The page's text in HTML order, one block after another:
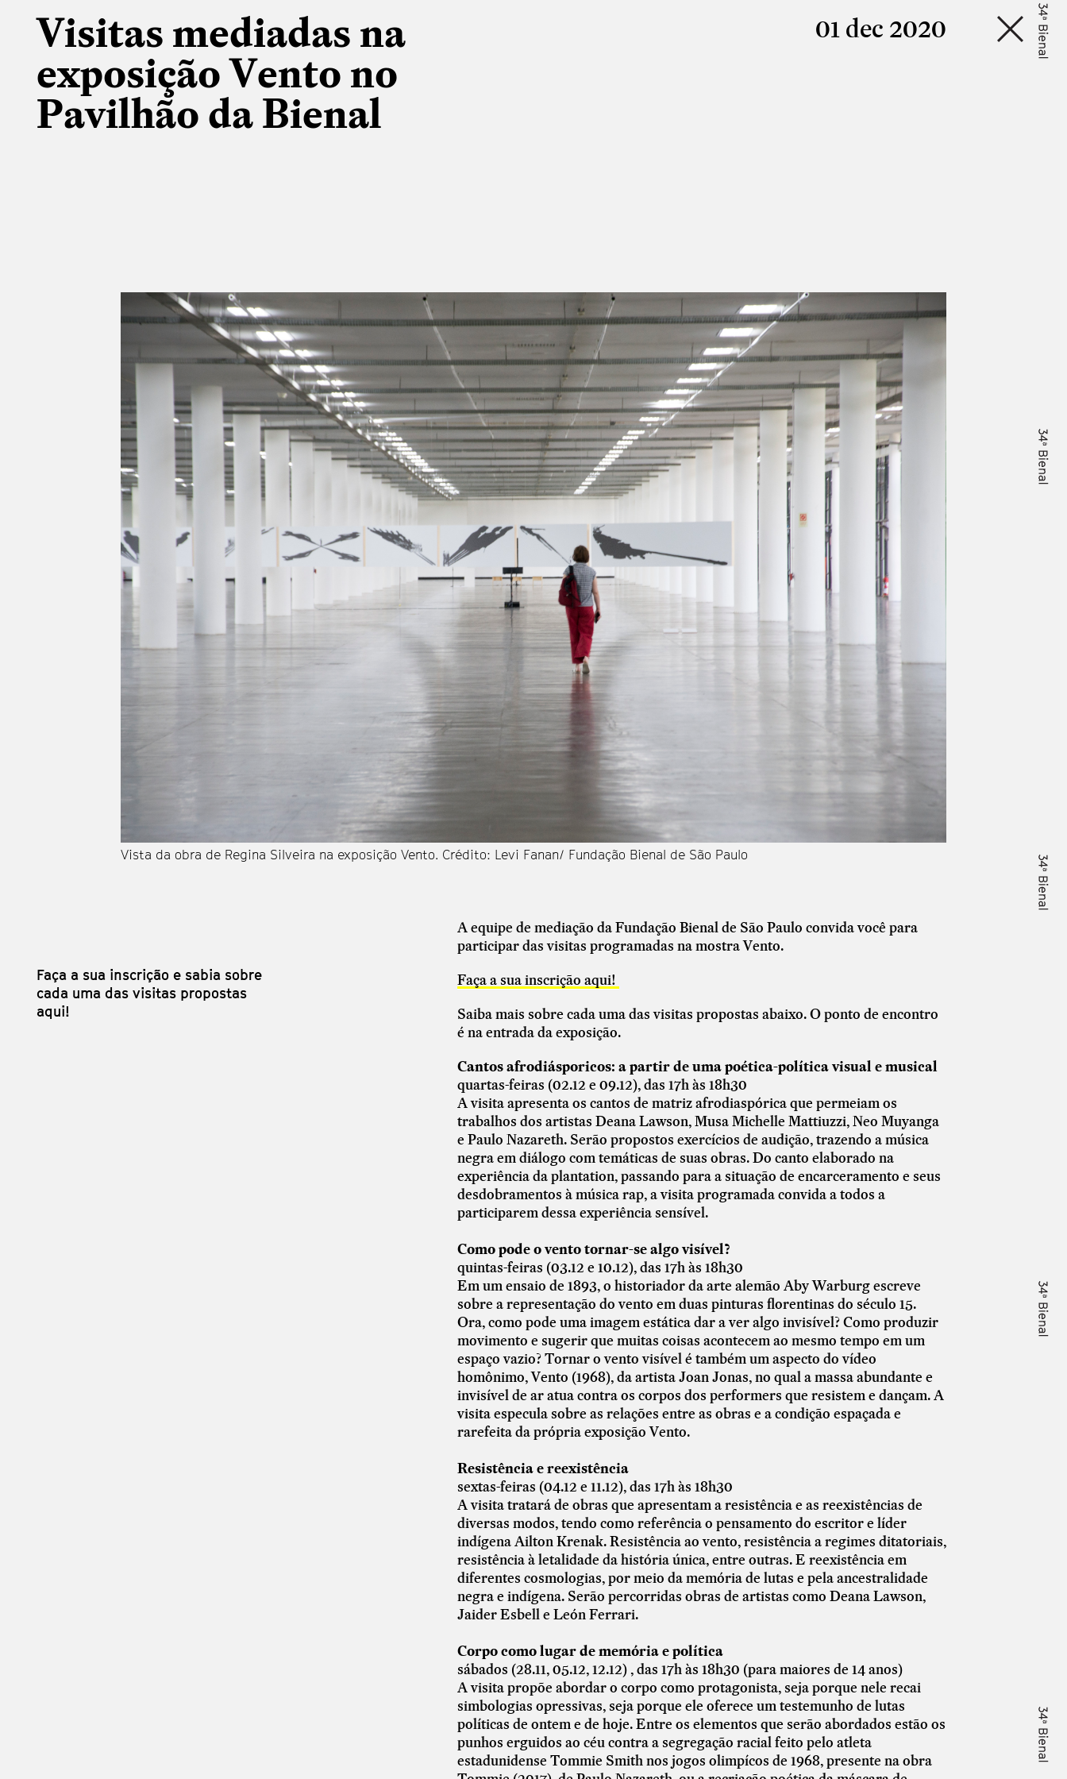
Visitas mediadas na
exposição Vento no
Pavilhão da Bienal
01 dec 2020
Vista da obra de Regina Silveira na exposição Vento. Crédito: Levi Fanan/ Fundação Bienal de São Paulo
Faça a sua inscrição e sabia sobre
cada uma das visitas propostas
aqui!
A equipe de mediação da Fundação Bienal de São Paulo convida você para
participar das visitas programadas na mostra Vento.
Faça a sua inscrição aqui!
Saiba mais sobre cada uma das visitas propostas abaixo. O ponto de encontro
é na entrada da exposição.
Cantos afrodiásporicos: a partir de uma poética-política visual e musical
quartas-feiras (02.12 e 09.12), das 17h às 18h30
A visita apresenta os cantos de matriz afrodiaspórica que permeiam os
trabalhos dos artistas Deana Lawson, Musa Michelle Mattiuzzi, Neo Muyanga
e Paulo Nazareth. Serão propostos exercícios de audição, trazendo a música
negra em diálogo com temáticas de suas obras. Do canto elaborado na
experiência da plantation, passando para a situação de encarceramento e seus
desdobramentos à música rap, a visita programada convida a todos a
participarem dessa experiência sensível.
Como pode o vento tornar-se algo visível?
quintas-feiras (03.12 e 10.12), das 17h às 18h30
Em um ensaio de 1893, o historiador da arte alemão Aby Warburg escreve
sobre a representação do vento em duas pinturas florentinas do século 15.
Ora, como pode uma imagem estática dar a ver algo invisível? Como produzir
movimento e sugerir que muitas coisas acontecem ao mesmo tempo em um
espaço vazio? Tornar o vento visível é também um aspecto do vídeo
homônimo, Vento (1968), da artista Joan Jonas, no qual a massa abundante e
invisível de ar atua contra os corpos dos performers que resistem e dançam. A
visita especula sobre as relações entre as obras e a condição espaçada e
rarefeita da própria exposição Vento.
Resistência e reexistência
sextas-feiras (04.12 e 11.12), das 17h às 18h30
A visita tratará de obras que apresentam a resistência e as reexistências de
diversas modos, tendo como referência o pensamento do escritor e líder
indígena Ailton Krenak. Resistência ao vento, resistência a regimes ditatoriais,
resistência à letalidade da história única, entre outras. E reexistência em
diferentes cosmologias, por meio da memória de lutas e pela ancestralidade
negra e indígena. Serão percorridas obras de artistas como Deana Lawson,
Jaider Esbell e León Ferrari.
Corpo como lugar de memória e política
sábados (28.11, 05.12, 12.12) , das 17h às 18h30 (para maiores de 14 anos)
A visita propõe abordar o corpo como protagonista, seja porque nele recai
simbologias opressivas, seja porque ele oferece um testemunho de lutas
políticas de ontem e de hoje. Entre os elementos que serão abordados estão os
punhos erguidos ao céu contra a segregação racial feito pelo atleta
estadunidense Tommie Smith nos jogos olimpícos de 1968, presente na obra